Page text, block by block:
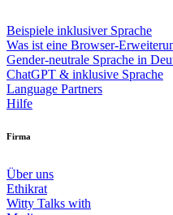
Beispiele inklusiver Sprache
Was ist eine Browser-
Gender-neutrale Sprache in
ChatGPT & inklusive Sprache
Language Partners
Hilfe
Firma
Über uns
Ethikrat
Witty Talks with